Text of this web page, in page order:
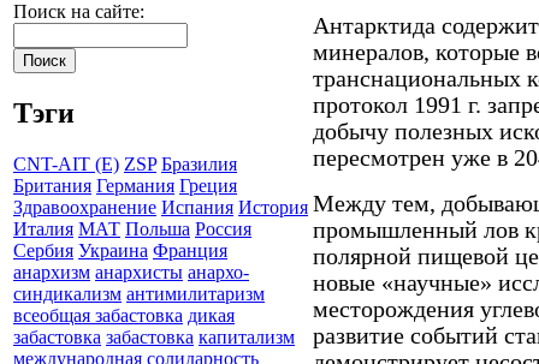
Поиск на сайте:
Тэги
CNT-AIT (E) ZSP Бразилия
Британия Германия Греция
Здравоохранение Испания История
Италия МАТ Польша Россия
Сербия Украина Франция
анархизм анархисты анархо-
синдикализм антимилитаризм
всеобщая забастовка дикая
забастовка забастовка капитализм
международная солидарность
Антарктида
минералов, которые
транснациональных
протокол 1991 г.
добычу полезных
пересмотрен уже в
Между тем,
промышленный лов
полярной пищевой
новые «научные»
месторождения
развитие событий